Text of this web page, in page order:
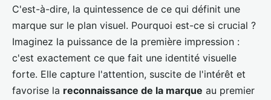
C'est-à-dire, la quintessence de ce qui définit une
marque sur le plan visuel. Pourquoi est-ce si crucial ?
Imaginez la puissance de la première impression :
c'est exactement ce que fait une identité visuelle
forte. Elle capture l'attention, suscite de l'intérêt et
favorise la reconnaissance de la marque au premier